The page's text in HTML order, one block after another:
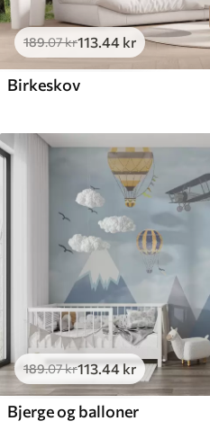
189.07kr113.44 kr
Birkeskov
189.07kr113.44kr
Bjerge og balloner